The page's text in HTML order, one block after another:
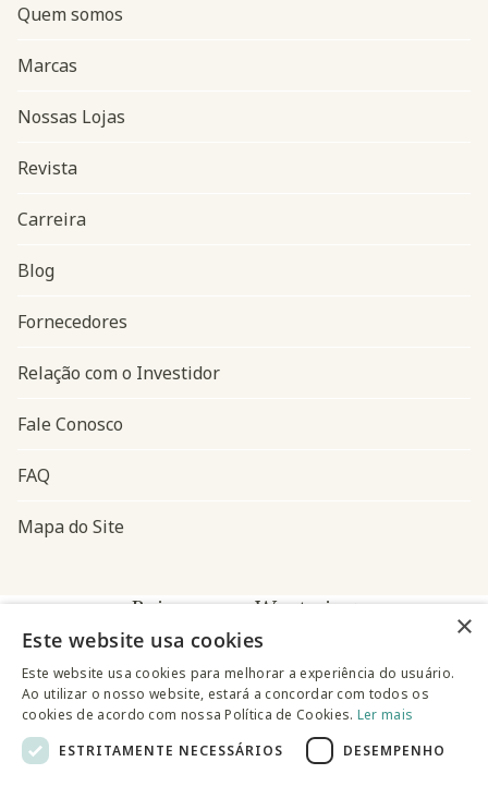
Navegação do rodapé
Quem somos
Marcas
Nossas Lojas
Revista
Carreira
Blog
Fornecedores
Relação com o Investidor
Fale Conosco
FAQ
Mapa do Site
Baixe o app Westwing
×
Este website usa cookies
Este website usa cookies para melhorar a experiência do usuário.
Ao utilizar o nosso website, estará a concordar com todos os
cookies de acordo com nossa Política de Cookies. Ler mais
ESTRITAMENTE NECESSÁRIOS
DESEMPENHO